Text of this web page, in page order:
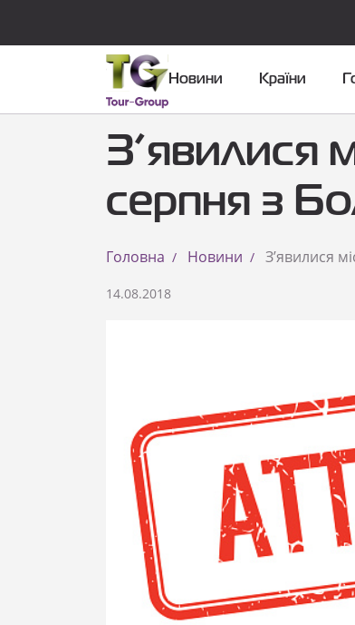
Новини Країни
З’явилися
серпня з
Головна Новини З’явилися
14.08.2018